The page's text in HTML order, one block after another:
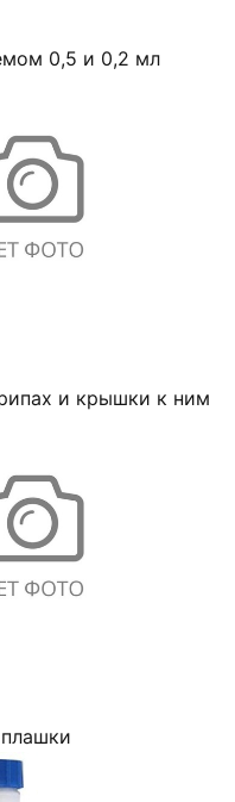
0,5 и 0,2 мл
и крышки к ним